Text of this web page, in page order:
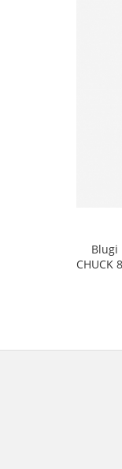
Blugi
CHUCK